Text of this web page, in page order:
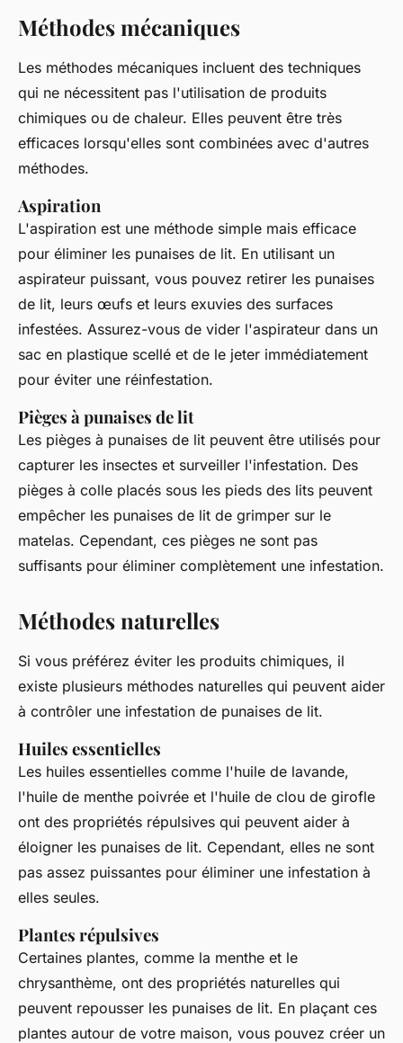
Méthodes mécaniques
Les méthodes mécaniques incluent des techniques
qui ne nécessitent pas l'utilisation de produits
chimiques ou de chaleur. Elles peuvent être très
efficaces lorsqu'elles sont combinées avec d'autres
méthodes.
Aspiration
L'aspiration est une méthode simple mais efficace
pour éliminer les punaises de lit. En utilisant un
aspirateur puissant, vous pouvez retirer les punaises
de lit, leurs œufs et leurs exuvies des surfaces
infestées. Assurez-vous de vider l'aspirateur dans un
sac en plastique scellé et de le jeter immédiatement
pour éviter une réinfestation.
Pièges à punaises de lit
Les pièges à punaises de lit peuvent être utilisés pour
capturer les insectes et surveiller l'infestation. Des
pièges à colle placés sous les pieds des lits peuvent
empêcher les punaises de lit de grimper sur le
matelas. Cependant, ces pièges ne sont pas
suffisants pour éliminer complètement une infestation.
Méthodes naturelles
Si vous préférez éviter les produits chimiques, il
existe plusieurs méthodes naturelles qui peuvent aider
à contrôler une infestation de punaises de lit.
Huiles essentielles
Les huiles essentielles comme l'huile de lavande,
l'huile de menthe poivrée et l'huile de clou de girofle
ont des propriétés répulsives qui peuvent aider à
éloigner les punaises de lit. Cependant, elles ne sont
pas assez puissantes pour éliminer une infestation à
elles seules.
Plantes répulsives
Certaines plantes, comme la menthe et le
chrysanthème, ont des propriétés naturelles qui
peuvent repousser les punaises de lit. En plaçant ces
plantes autour de votre maison, vous pouvez créer un